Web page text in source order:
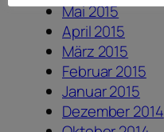
Mai 2015
April 2015
März 2015
Februar 2015
Januar 2015
Dezember 2014